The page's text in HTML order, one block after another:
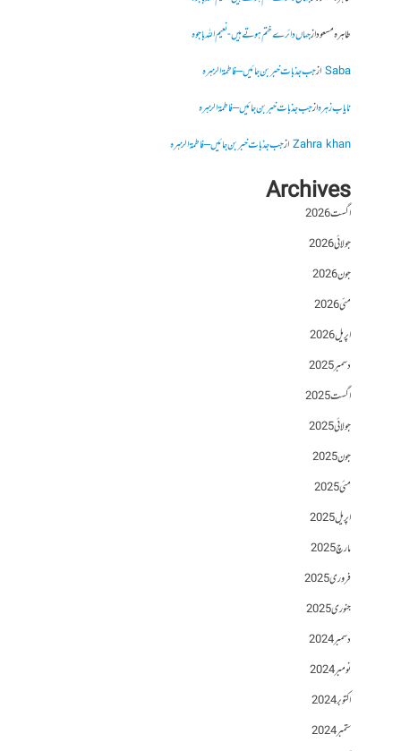
طاہرہ مسعودازجہاں دائرے ختم ہوتے ہیں- نعیم اللہ باجوہ
Sabaازجب جذبات خبر بن جائیں – فاطمۃالزہرہ
نایاب زہرہازجب جذبات خبر بن جائیں – فاطمۃالزہرہ
Zahra khanازجب جذبات خبر بن جائیں – فاطمۃالزہرہ
Archives
اگست 2026
جولائی 2026
جون 2026
مئی 2026
اپریل 2026
دسمبر 2025
اگست 2025
جولائی 2025
جون 2025
مئی 2025
اپریل 2025
مارچ 2025
فروری 2025
جنوری 2025
دسمبر 2024
نومبر 2024
اکتوبر 2024
ستمبر 2024